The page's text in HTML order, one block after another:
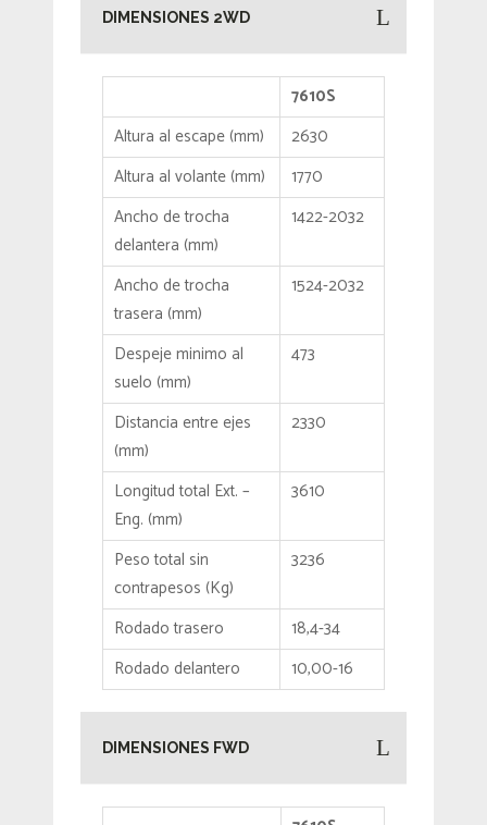
DIMENSIONES 2WD
7610S
Altura al escape (mm)
2630
Altura al volante (mm)
1770
Ancho de trocha
delantera (mm)
1422-2032
Ancho de trocha
trasera (mm)
1524-2032
Despeje minimo al
suelo (mm)
473
Distancia entre ejes
(mm)
2330
Longitud total Ext. –
Eng. (mm)
3610
Peso total sin
contrapesos (Kg)
3236
Rodado trasero
18,4-34
Rodado delantero
10,00-16
DIMENSIONES FWD